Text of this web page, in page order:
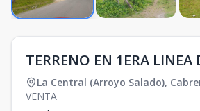
TERRENO EN 1ERA LINEA
La Central (Arroyo Salado),
VENTA